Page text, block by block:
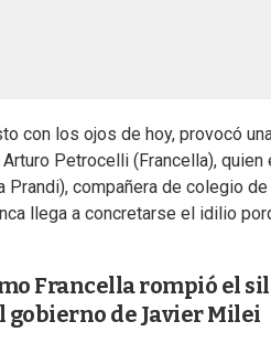
con los ojos de hoy, provocó
Petrocelli (Francella),
Prandi), compañera de colegio
llega a concretarse el idilio
Francella rompió el
gobierno de Javier Milei